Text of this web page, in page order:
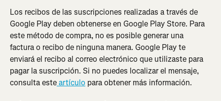
Los recibos de las suscripciones realizadas a través de
Google Play deben obtenerse en Google Play Store. Para
este método de compra, no es posible generar una
factura o recibo de ninguna manera. Google Play te
enviará el recibo al correo electrónico que utilizaste para
pagar la suscripción. Si no puedes localizar el mensaje,
consulta este artículo para obtener más información.